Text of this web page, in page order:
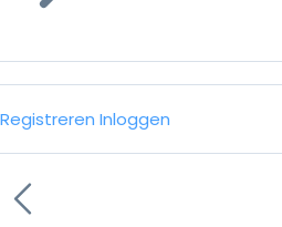
Registreren Inloggen